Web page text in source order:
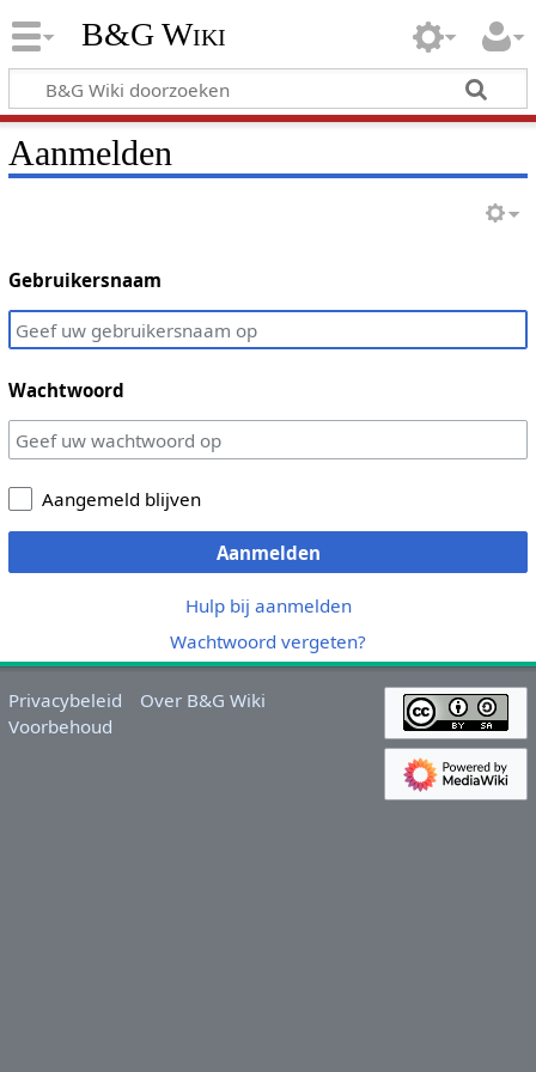
B&G Wiki
Aanmelden
Gebruikersnaam
Wachtwoord
Aangemeld blijven
Aanmelden
Hulp bij aanmelden
Wachtwoord vergeten?
Privacybeleid
Over B&G Wiki
Voorbehoud